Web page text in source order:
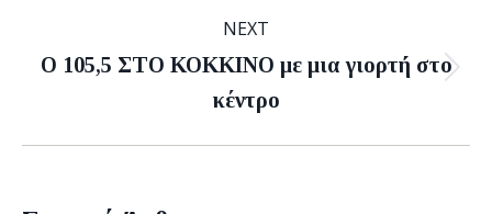
NEXT
Next
post:
Ο 105,5 ΣΤΟ ΚΟΚΚΙΝΟ με μια γιορτή στο
κέντρο